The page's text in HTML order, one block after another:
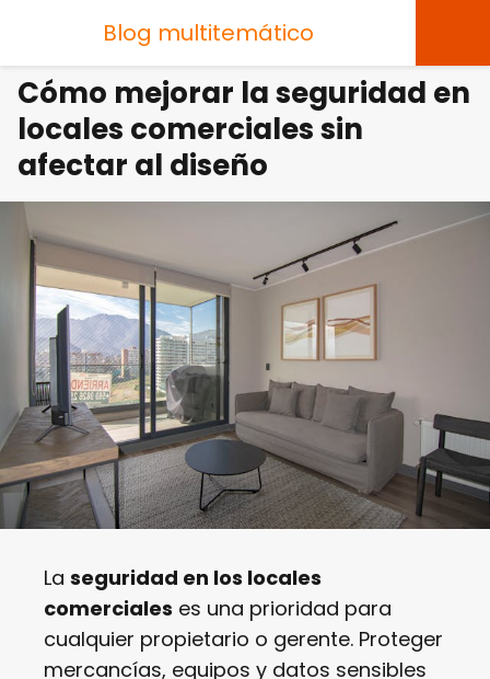
Blog multitemático
Cómo mejorar la seguridad en
locales comerciales sin
afectar al diseño
La seguridad en los locales
comerciales es una prioridad para
cualquier propietario o gerente. Proteger
mercancías, equipos y datos sensibles